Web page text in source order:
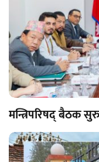
मन्त्रिपरिषद् बैठक